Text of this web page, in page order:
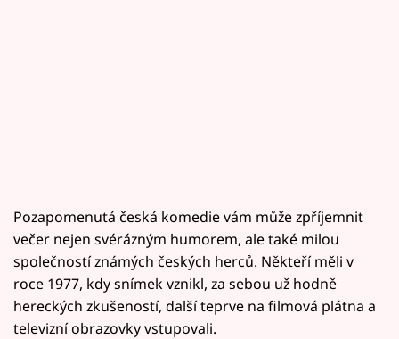
Pozapomenutá česká komedie vám může zpříjemnit
večer nejen svérázným humorem, ale také milou
společností známých českých herců. Někteří měli v
roce 1977, kdy snímek vznikl, za sebou už hodně
hereckých zkušeností, další teprve na filmová plátna a
televizní obrazovky vstupovali.